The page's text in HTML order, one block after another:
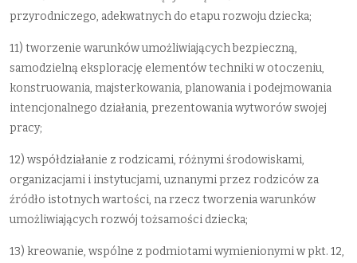
przyrodniczego, adekwatnych do etapu rozwoju dziecka;
11) tworzenie warunków umożliwiających bezpieczną,
samodzielną eksplorację elementów techniki w otoczeniu,
konstruowania, majsterkowania, planowania i podejmowania
intencjonalnego działania, prezentowania wytworów swojej
pracy;
12) współdziałanie z rodzicami, różnymi środowiskami,
organizacjami i instytucjami, uznanymi przez rodziców za
źródło istotnych wartości, na rzecz tworzenia warunków
umożliwiających rozwój tożsamości dziecka;
13) kreowanie, wspólne z podmiotami wymienionymi w pkt. 12,